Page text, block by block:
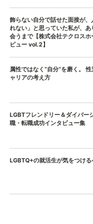
飾らない自分で話せた面接が
れない」と思っていた私が、
会うまで【株式会社テクロス
ビュー vol.2】
属性ではなく”自分”を磨く。
ャリアの考え方
LGBTフレンドリー＆ダイバー
職・転職成功インタビュー集
LGBTQ+の就活生が気をつけ